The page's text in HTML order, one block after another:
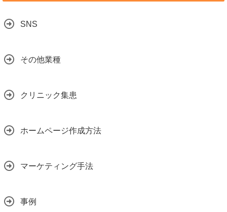
SNS
その他業種
クリニック集患
ホームページ作成方法
マーケティング手法
事例